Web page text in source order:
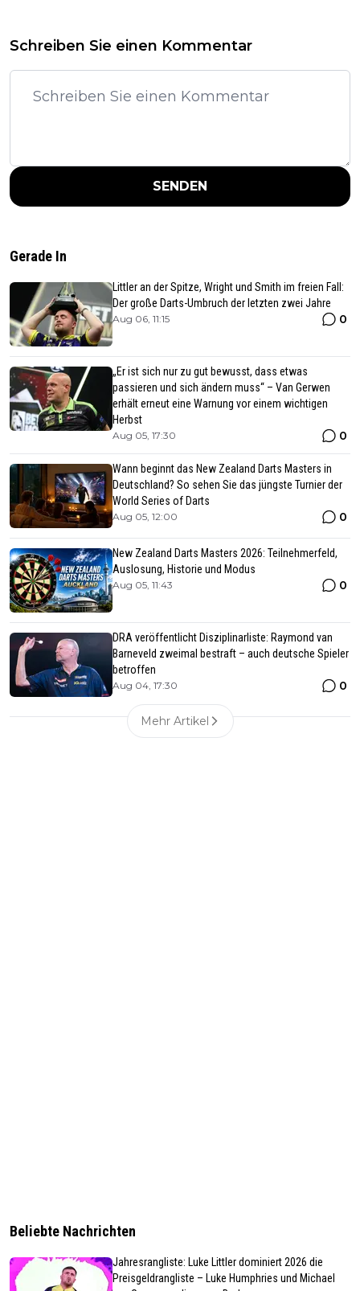
Schreiben Sie einen Kommentar
SENDEN
Gerade In
Littler an der Spitze, Wright und Smith im freien Fall:
Der große Darts-Umbruch der letzten zwei Jahre
Aug 06, 11:15 0
„Er ist sich nur zu gut bewusst, dass etwas
passieren und sich ändern muss“ – Van Gerwen
erhält erneut eine Warnung vor einem wichtigen
Herbst
Aug 05, 17:30 0
Wann beginnt das New Zealand Darts Masters in
Deutschland? So sehen Sie das jüngste Turnier der
World Series of Darts
Aug 05, 12:00 0
New Zealand Darts Masters 2026: Teilnehmerfeld,
Auslosung, Historie und Modus
Aug 05, 11:43 0
DRA veröffentlicht Disziplinarliste: Raymond van
Barneveld zweimal bestraft – auch deutsche Spieler
betroffen
Aug 04, 17:30 0
Mehr Artikel
Beliebte Nachrichten
Jahresrangliste: Luke Littler dominiert 2026 die
Preisgeldrangliste – Luke Humphries und Michael